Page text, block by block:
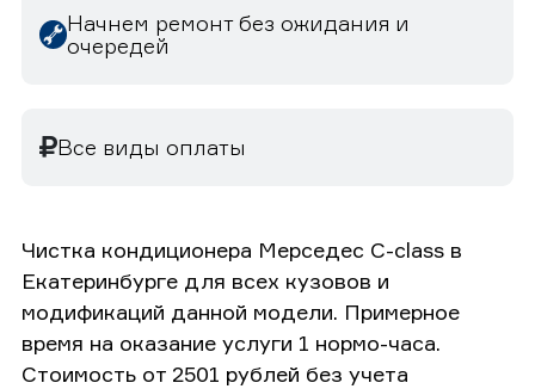
Начнем ремонт без ожидания и
очередей
Все виды оплаты
Чистка кондиционера Мерседес C-class в
Екатеринбурге для всех кузовов и
модификаций данной модели. Примерное
время на оказание услуги 1 нормо-часа.
Стоимость от 2501 рублей без учета